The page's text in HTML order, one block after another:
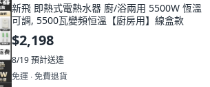
新飛 即熱式電熱水器 廚/浴兩用 5500W 恆溫
可調, 5500瓦變頻恒溫【廚房用】線盒款
$2,198
8/19預計送達
免運 ∙ 免費退貨